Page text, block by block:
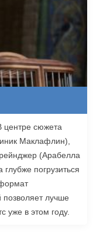
центре сюжета
Маклафлин),
(Арабелла
погрузиться
позволяет лучше
уже в этом году.